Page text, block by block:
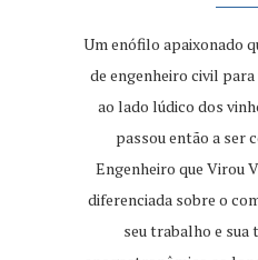
Um enófilo apaixonado
de engenheiro civil
ao lado lúdico dos
passou então a ser
Engenheiro que Virou
diferenciada sobre o
seu trabalho e sua